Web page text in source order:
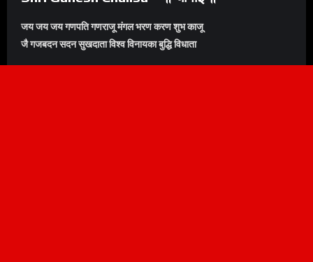
जय जय जय गणपति गणराजू मंगल भरण करण शुभ काजू
जै गजबदन सदन सुखदाता विश्व विनायका बुद्धि विधाता